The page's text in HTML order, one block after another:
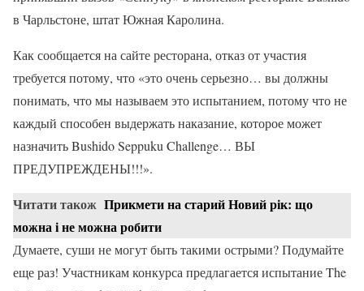
в Чарльстоне, штат Южная Каролина.
Как сообщается на сайте ресторана, отказ от участия
требуется потому, что «это очень серьезно… вы должны
понимать, что мы называем это испытанием, потому что не
каждый способен выдержать наказание, которое может
назначить Bushido Seppuku Challenge… ВЫ
ПРЕДУПРЕЖДЕНЫ!!!».
Читати також Прикмети на старий Новий рік: що
можна і не можна робити
Думаете, суши не могут быть такими острыми? Подумайте
еще раз! Участникам конкурса предлагается испытание The